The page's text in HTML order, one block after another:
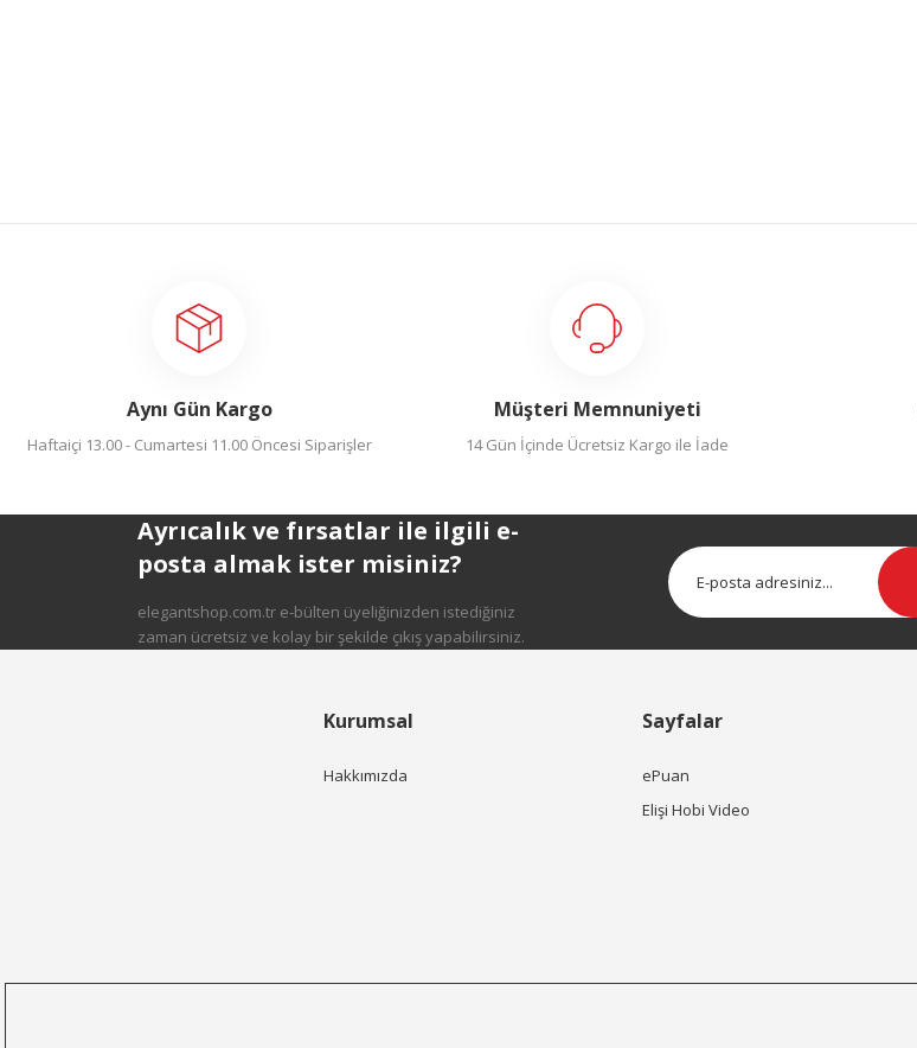
Aynı Gün Kargo
Haftaiçi 13.00 - Cumartesi 11.00 Öncesi Siparişler
Müşteri Memnuniyeti
14 Gün İçinde Ücretsiz Kargo ile İade
Ayrıcalık ve fırsatlar ile ilgili e-
posta almak ister misiniz?
elegantshop.com.tr e-bülten üyeliğinizden istediğiniz
zaman ücretsiz ve kolay bir şekilde çıkış yapabilirsiniz.
Kurumsal
Hakkımızda
Sayfalar
ePuan
Elişi Hobi Video